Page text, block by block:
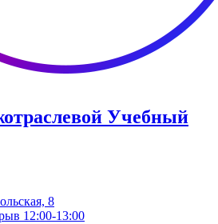
Учебный
8
12:00-13:00